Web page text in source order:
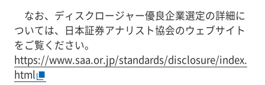
なお、ディスクロージャー優良企業選定の詳細に
ついては、日本証券アナリスト協会のウェブサイト
をご覧ください。
https://www.saa.or.jp/standards/disclosure/index.
html